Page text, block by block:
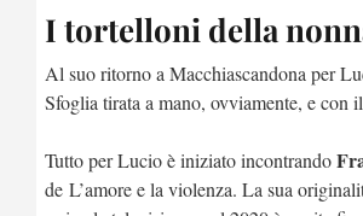
I tortelloni della
Al suo ritorno a Macchiascandona per
Sfoglia tirata a mano, ovviamente, e con
Tutto per Lucio è iniziato incontrando
de L’amore e la violenza. La sua